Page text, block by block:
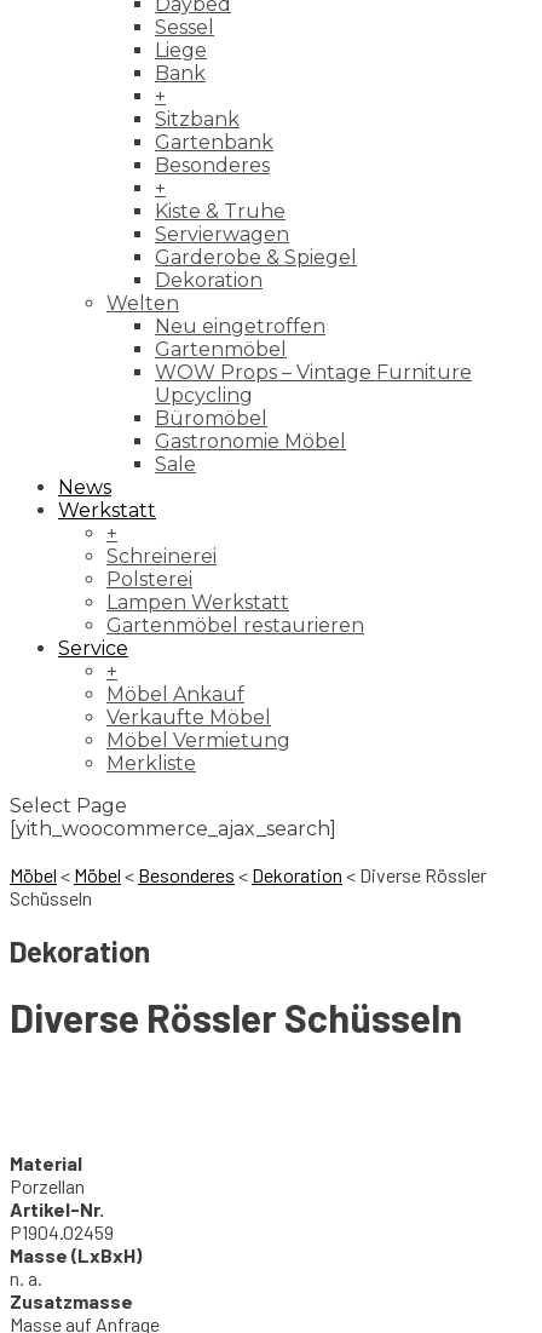
Sessel
Liege
Bank
+
Sitzbank
Gartenbank
Besonderes
+
Kiste & Truhe
Servierwagen
Garderobe & Spiegel
Dekoration
Welten
Neu eingetroffen
Gartenmöbel
WOW Props – Vintage Furniture
Upcycling
Büromöbel
Gastronomie Möbel
Sale
News
Werkstatt
+
Schreinerei
Polsterei
Lampen Werkstatt
Gartenmöbel restaurieren
Service
+
Möbel Ankauf
Verkaufte Möbel
Möbel Vermietung
Merkliste
Select Page
[yith_woocommerce_ajax_search]
Möbel < Möbel < Besonderes < Dekoration < Diverse Rössler
Schüsseln
Dekoration
Diverse Rössler Schüsseln
Material
Porzellan
Artikel-Nr.
P1904.02459
Masse (LxBxH)
n. a.
Zusatzmasse
Masse auf Anfrage